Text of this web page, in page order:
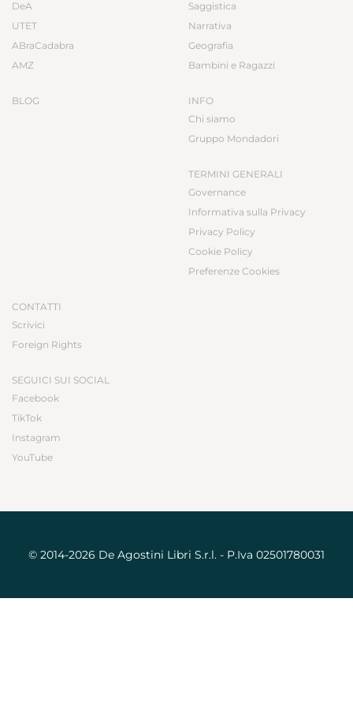
DeA
UTET
ABraCadabra
AMZ
BLOG
Saggistica
Narrativa
Geografia
Bambini e Ragazzi
INFO
Chi siamo
Gruppo Mondadori
TERMINI GENERALI
Governance
Informativa sulla Privacy
Privacy Policy
Cookie Policy
Preferenze Cookies
CONTATTI
Scrivici
Foreign Rights
SEGUICI SUI SOCIAL
Facebook
TikTok
Instagram
YouTube
© 2014-2026 De Agostini Libri S.r.l. - P.Iva 02501780031